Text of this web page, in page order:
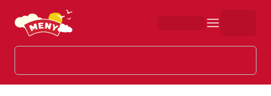
Hopp til hovedinnhold